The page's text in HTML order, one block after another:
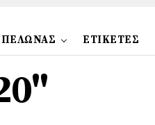
ΕΤΙΚΕΤΕΣ